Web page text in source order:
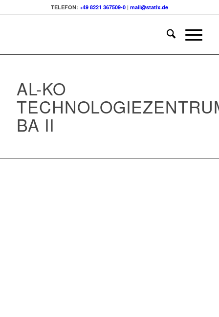
TELEFON: +49 8221 367509-0| mail@statix.de
AL-KO
BA II